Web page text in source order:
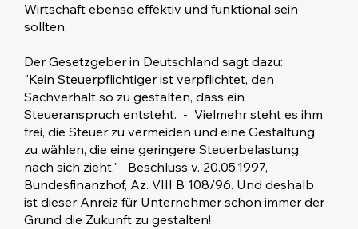
Wirtschaft ebenso effektiv und funktional sein
sollten.
Der Gesetzgeber in Deutschland sagt dazu:
"Kein Steuerpflichtiger ist verpflichtet, den
Sachverhalt so zu gestalten, dass ein
Steueranspruch entsteht. - Vielmehr steht es ihm
frei, die Steuer zu vermeiden und eine Gestaltung
zu wählen, die eine geringere Steuerbelastung
nach sich zieht." Beschluss v. 20.05.1997,
Bundesfinanzhof, Az. VIII B 108/96. Und deshalb
ist dieser Anreiz für Unternehmer schon immer der
Grund die Zukunft zu gestalten!